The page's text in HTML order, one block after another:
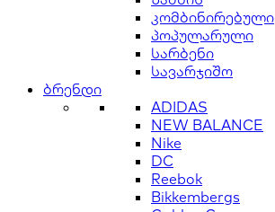
კომბინირებული
პოპულარული
სარბენი
სავარჯიშო
ბრენდი
ADIDAS
NEW BALANCE
Nike
DC
Reebok
Bikkembergs